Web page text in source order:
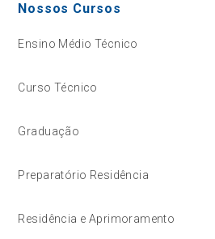
Nossos Cursos
Ensino Médio Técnico
Curso Técnico
Graduação
Preparatório Residência
Residência e Aprimoramento